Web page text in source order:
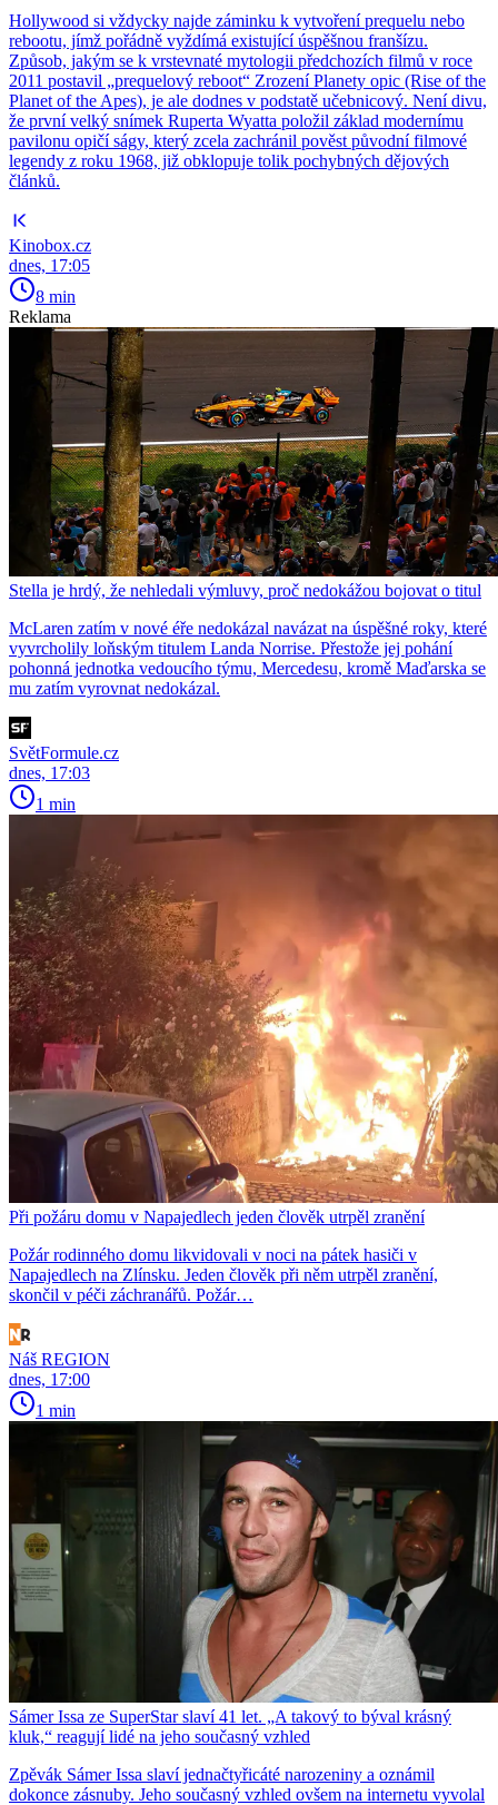
Hollywood si vždycky najde záminku k vytvoření prequelu nebo
rebootu, jímž pořádně vyždímá existující úspěšnou franšízu.
Způsob, jakým se k vrstevnaté mytologii předchozích filmů v roce
2011 postavil „prequelový reboot“ Zrození Planety opic (Rise of the
Planet of the Apes), je ale dodnes v podstatě učebnicový. Není divu,
že první velký snímek Ruperta Wyatta položil základ modernímu
pavilonu opičí ságy, který zcela zachránil pověst původní filmové
legendy z roku 1968, již obklopuje tolik pochybných dějových
článků.
Kinobox.cz
dnes, 17:05
8 min
Reklama
Stella je hrdý, že nehledali výmluvy, proč nedokážou bojovat o titul
McLaren zatím v nové éře nedokázal navázat na úspěšné roky, které
vyvrcholily loňským titulem Landa Norrise. Přestože jej pohání
pohonná jednotka vedoucího týmu, Mercedesu, kromě Maďarska se
mu zatím vyrovnat nedokázal.
SvětFormule.cz
dnes, 17:03
1 min
Při požáru domu v Napajedlech jeden člověk utrpěl zranění
Požár rodinného domu likvidovali v noci na pátek hasiči v
Napajedlech na Zlínsku. Jeden člověk při něm utrpěl zranění,
skončil v péči záchranářů. Požár…
Náš REGION
dnes, 17:00
1 min
Sámer Issa ze SuperStar slaví 41 let. „A takový to býval krásný
kluk,“ reagují lidé na jeho současný vzhled
Zpěvák Sámer Issa slaví jednačtyřicáté narozeniny a oznámil
dokonce zásnuby. Jeho současný vzhled ovšem na internetu vyvolal